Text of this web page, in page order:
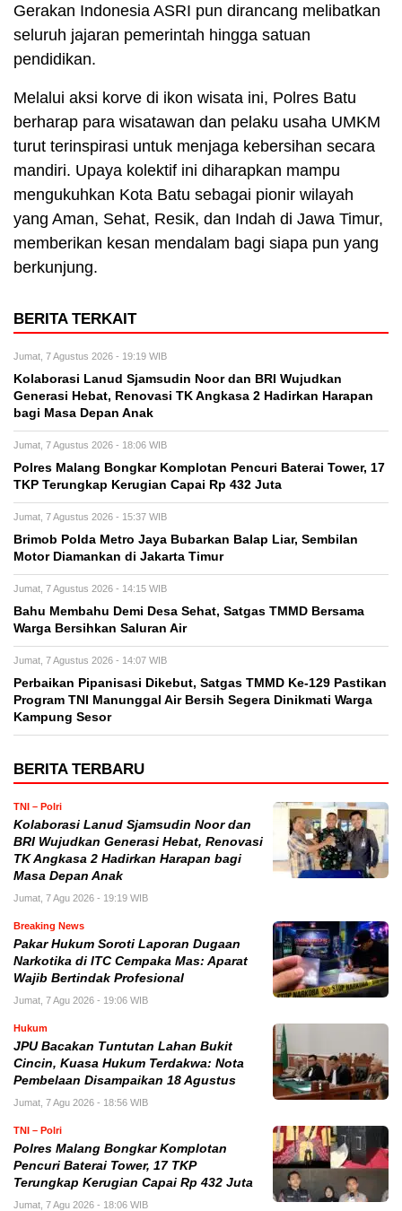
Gerakan Indonesia ASRI pun dirancang melibatkan
seluruh jajaran pemerintah hingga satuan
pendidikan.
Melalui aksi korve di ikon wisata ini, Polres Batu
berharap para wisatawan dan pelaku usaha UMKM
turut terinspirasi untuk menjaga kebersihan secara
mandiri. Upaya kolektif ini diharapkan mampu
mengukuhkan Kota Batu sebagai pionir wilayah
yang Aman, Sehat, Resik, dan Indah di Jawa Timur,
memberikan kesan mendalam bagi siapa pun yang
berkunjung.
BERITA TERKAIT
Jumat, 7 Agustus 2026 - 19:19 WIB
Kolaborasi Lanud Sjamsudin Noor dan BRI Wujudkan
Generasi Hebat, Renovasi TK Angkasa 2 Hadirkan Harapan
bagi Masa Depan Anak
Jumat, 7 Agustus 2026 - 18:06 WIB
Polres Malang Bongkar Komplotan Pencuri Baterai Tower, 17
TKP Terungkap Kerugian Capai Rp 432 Juta
Jumat, 7 Agustus 2026 - 15:37 WIB
Brimob Polda Metro Jaya Bubarkan Balap Liar, Sembilan
Motor Diamankan di Jakarta Timur
Jumat, 7 Agustus 2026 - 14:15 WIB
Bahu Membahu Demi Desa Sehat, Satgas TMMD Bersama
Warga Bersihkan Saluran Air
Jumat, 7 Agustus 2026 - 14:07 WIB
Perbaikan Pipanisasi Dikebut, Satgas TMMD Ke-129 Pastikan
Program TNI Manunggal Air Bersih Segera Dinikmati Warga
Kampung Sesor
BERITA TERBARU
TNI – Polri
Kolaborasi Lanud Sjamsudin Noor dan
BRI Wujudkan Generasi Hebat, Renovasi
TK Angkasa 2 Hadirkan Harapan bagi
Masa Depan Anak
Jumat, 7 Agu 2026 - 19:19 WIB
Breaking News
Pakar Hukum Soroti Laporan Dugaan
Narkotika di ITC Cempaka Mas: Aparat
Wajib Bertindak Profesional
Jumat, 7 Agu 2026 - 19:06 WIB
Hukum
JPU Bacakan Tuntutan Lahan Bukit
Cincin, Kuasa Hukum Terdakwa: Nota
Pembelaan Disampaikan 18 Agustus
Jumat, 7 Agu 2026 - 18:56 WIB
TNI – Polri
Polres Malang Bongkar Komplotan
Pencuri Baterai Tower, 17 TKP
Terungkap Kerugian Capai Rp 432 Juta
Jumat, 7 Agu 2026 - 18:06 WIB